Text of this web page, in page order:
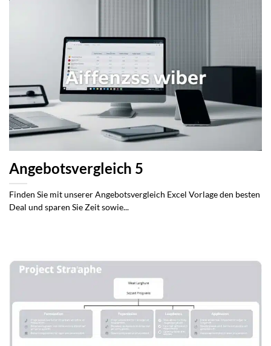
Angebotsvergleich 5
Finden Sie mit unserer Angebotsvergleich Excel Vorlage den besten
Deal und sparen Sie Zeit sowie...